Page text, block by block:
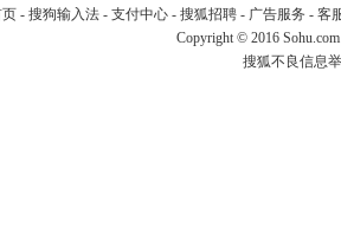
- 搜狗输入法- 支付中心- 搜狐招聘- 广告服务 - 客
Copyright © 2016
搜狐不良信息